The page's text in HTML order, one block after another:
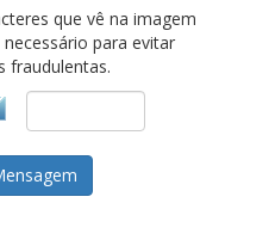
que vê na imagem
para evitar
fraudulentas.